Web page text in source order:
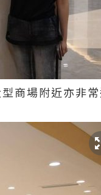
商場附近亦非